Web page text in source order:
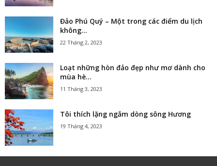
Đảo Phú Quý – Một trong các điểm du lịch
không...
22 Tháng 2, 2023
Loạt những hòn đảo đẹp như mơ dành cho
mùa hè...
11 Tháng 3, 2023
Tôi thích lặng ngắm dòng sông Hương
19 Tháng 4, 2023